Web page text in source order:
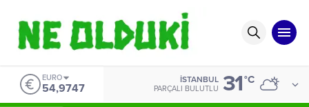
EURO
54,9747
İSTANBUL
PARÇALI BULUTLU 31°C